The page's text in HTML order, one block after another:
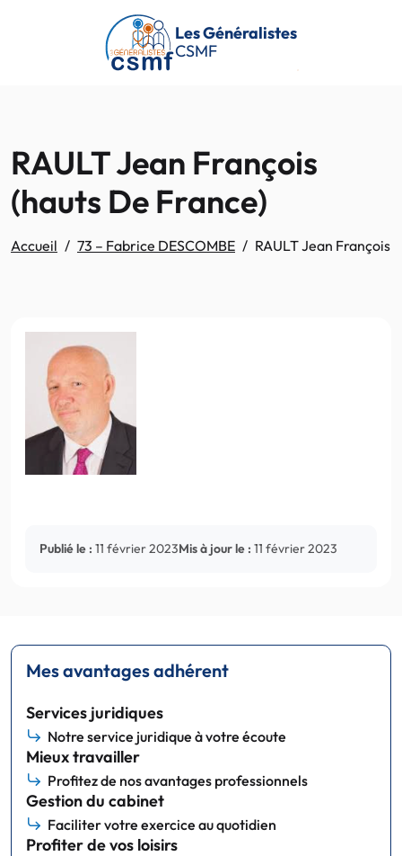
Passer au contenu principal
Les Généralistes
CSMF
RAULT Jean François
(hauts De France)
Accueil 73 – Fabrice DESCOMBE RAULT Jean François
Publié le : 11 février 2023Mis à jour le : 11 février 2023
Mes avantages adhérent
Services juridiques
Notre service juridique à votre écoute
Mieux travailler
Profitez de nos avantages professionnels
Gestion du cabinet
Faciliter votre exercice au quotidien
Profiter de vos loisirs